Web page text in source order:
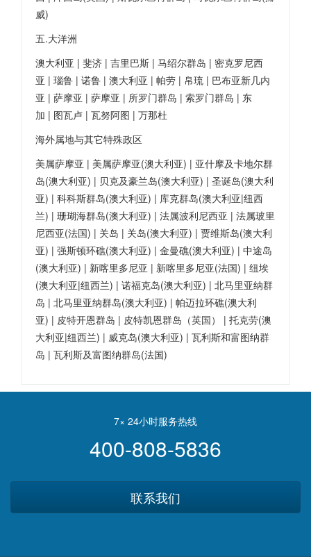
威)
五.大洋洲
澳大利亚 | 斐济 | 吉里巴斯 | 马绍尔群岛 | 密克罗尼西
亚 | 瑙鲁 | 诺鲁 | 澳大利亚 | 帕劳 | 帛琉 | 巴布亚新几内
亚 | 萨摩亚 | 萨摩亚 | 所罗门群岛 | 索罗门群岛 | 东
加 | 图瓦卢 | 瓦努阿图 | 万那杜
海外属地与其它特殊政区
美属萨摩亚 | 美属萨摩亚(澳大利亚) | 亚什摩及卡地尔群
岛(澳大利亚) | 贝克及豪兰岛(澳大利亚) | 圣诞岛(澳大利
亚) | 科科斯群岛(澳大利亚) | 库克群岛(澳大利亚|纽西
兰) | 珊瑚海群岛(澳大利亚) | 法属波利尼西亚 | 法属玻里
尼西亚(法国) | 关岛 | 关岛(澳大利亚) | 贾维斯岛(澳大利
亚) | 强斯顿环礁(澳大利亚) | 金曼礁(澳大利亚) | 中途岛
(澳大利亚) | 新喀里多尼亚 | 新喀里多尼亚(法国) | 纽埃
(澳大利亚|纽西兰) | 诺福克岛(澳大利亚) | 北马里亚纳群
岛 | 北马里亚纳群岛(澳大利亚) | 帕迈拉环礁(澳大利
亚) | 皮特开恩群岛 | 皮特凯恩群岛（英国） | 托克劳(澳
大利亚|纽西兰) | 威克岛(澳大利亚) | 瓦利斯和富图纳群
岛 | 瓦利斯及富图纳群岛(法国)
7× 24小时服务热线
400-808-5836
联系我们